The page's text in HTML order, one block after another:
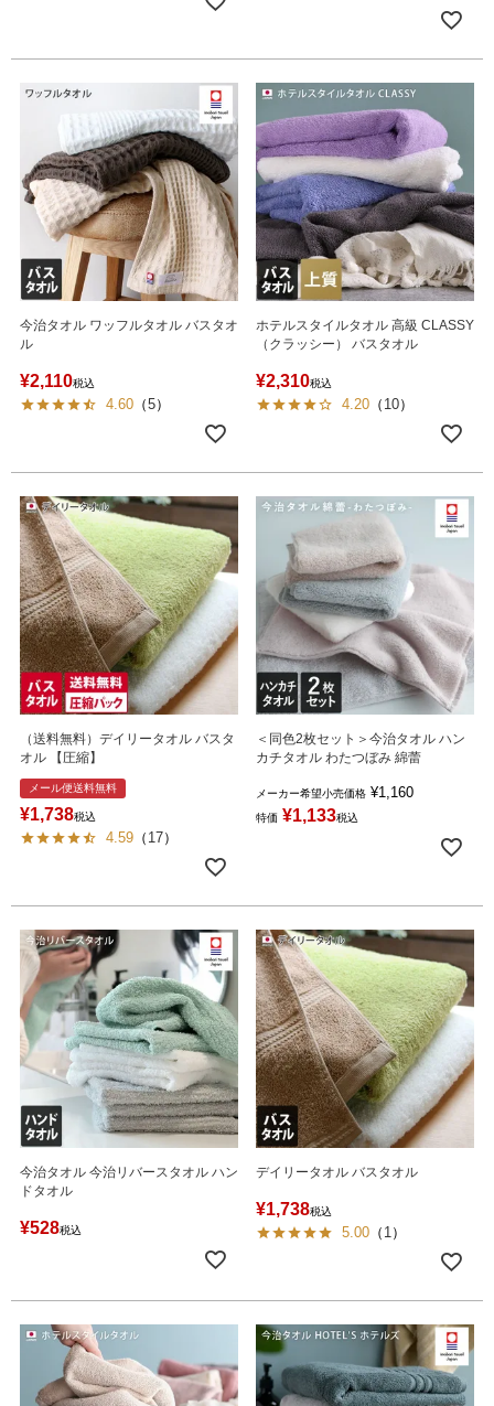
今治タオル ワッフルタオル バスタオ
ル
¥2,110税込
4.60 （5）
ホテルスタイルタオル 高級 CLASSY
（クラッシー） バスタオル
¥2,310税込
4.20 （ 10）
（送料無料）デイリータオル バスタ
オル 【圧縮】
メール便送料無料
¥1,738税込
4.59 （ 17）
＜同色2枚セット＞今治タオル ハン
カチタオル わたつぼみ 綿蕾
メーカー希望小売価格 ¥1,160
特価 ¥1,133税込
今治タオル 今治リバースタオル ハン
ドタオル
¥528税込
デイリータオル バスタオル
¥1,738税込
5.00 （ 1 ）